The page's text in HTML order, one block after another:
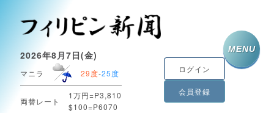
2026年8月7日(金)
マニラ 29度-25度
両替レート
1万円=P3,810
$100=P6070
ログイン
会員登録
MENU